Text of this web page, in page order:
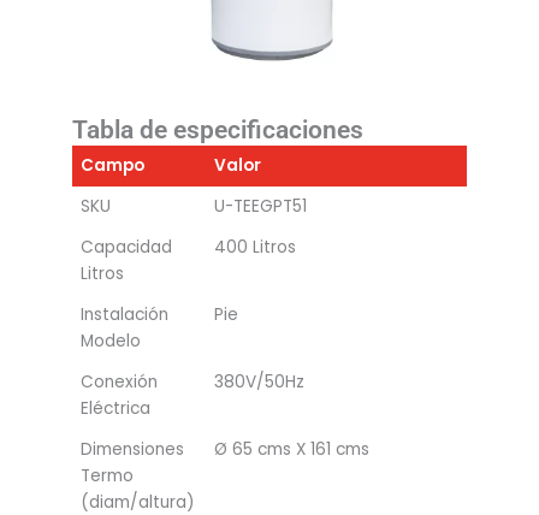
Tabla de especificaciones
Campo
Valor
SKU
U-TEEGPT51
Capacidad
Litros
400 Litros
Instalación
Modelo
Pie
Conexión
Eléctrica
380V/50Hz
Dimensiones
Termo
(diam/altura)
Ø 65 cms X 161 cms